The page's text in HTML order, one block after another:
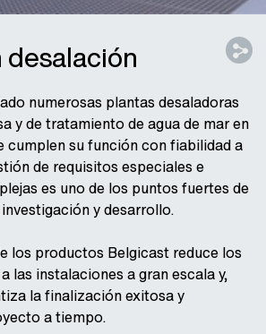
desalación
numerosas plantas desaladoras
y de tratamiento de agua de mar en
cumplen su función con fiabilidad a
de requisitos especiales e
es uno de los puntos fuertes de
y desarrollo.
los productos Belgicast reduce los
las instalaciones a gran escala y,
la finalización exitosa y
a tiempo.